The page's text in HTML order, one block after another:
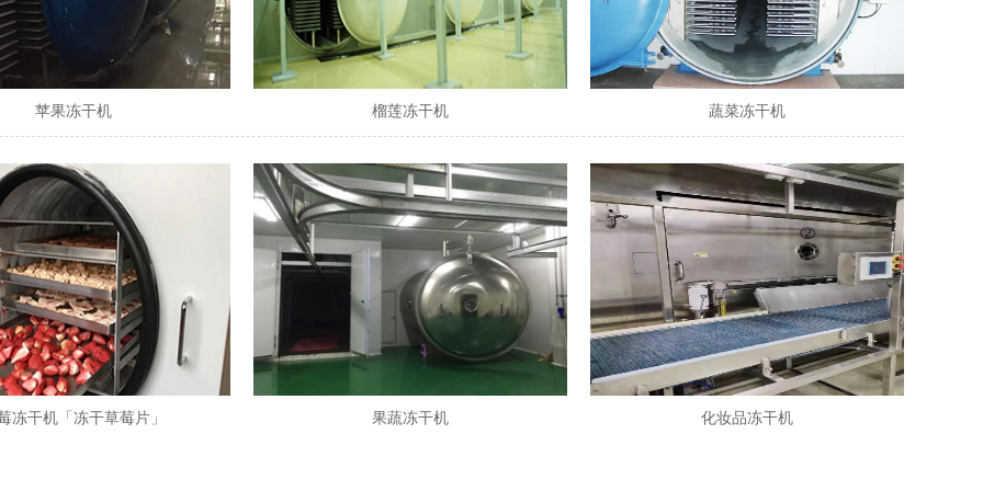
苹果冻干机 榴莲冻干机 蔬菜冻干机
冻干机「冻干草莓片」 果蔬冻干机 化妆品冻干机